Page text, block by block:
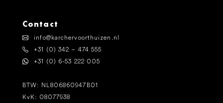
Contact
info@karchervoorthuizen.nl
+31 (0) 342 – 474 555
+31 (0) 6-53 222 005
BTW: NL806860947B01
KvK: 08077938